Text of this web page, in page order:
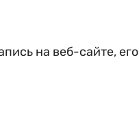
на веб-сайте, его